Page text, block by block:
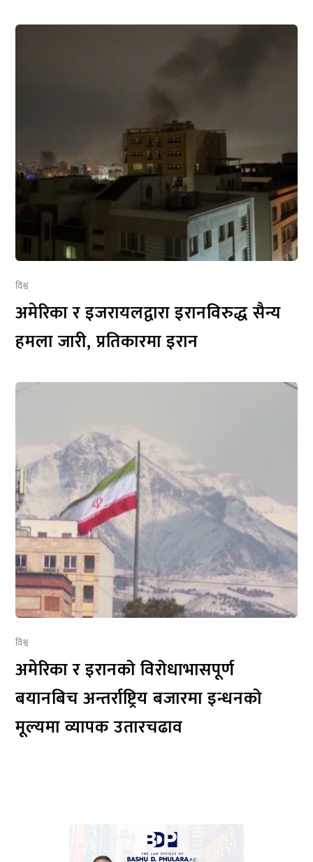
विश्व
अमेरिका र इजरायलद्वारा इरानविरुद्ध सैन्य
हमला जारी, प्रतिकारमा इरान
विश्व
अमेरिका र इरानको विरोधाभासपूर्ण
बयानबिच अन्तर्राष्ट्रिय बजारमा इन्धनको
मूल्यमा व्यापक उतारचढाव